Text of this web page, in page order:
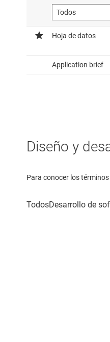
Diseño y
Para conocer los